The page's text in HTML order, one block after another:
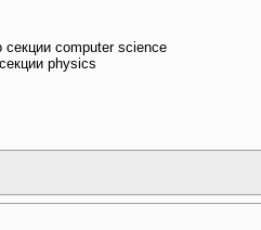
секции computer science
physics